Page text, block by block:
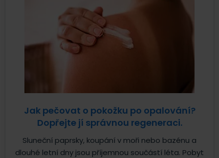
Jak pečovat o pokožku po opalování?
Dopřejte jí správnou regeneraci.
Sluneční paprsky, koupání v moři nebo bazénu a
dlouhé letní dny jsou příjemnou součástí léta. Pobyt